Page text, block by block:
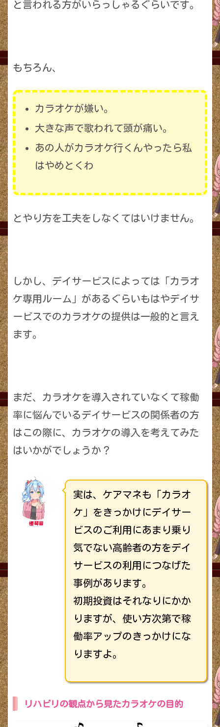
と言われる方がいらっしゃるぐらいです。
もちろん、
カラオケが嫌い。
大きな声で歌われて頭が痛い。
あの人がカラオケ行くんやったら私
はやめとくわ
とやり方を工夫をしなくてはいけません。
しかし、デイサービスによっては「カラオ
ケ専用ルーム」があるぐらいもはやデイサ
ービスでのカラオケの提供は一般的と言え
ます。
まだ、カラオケを導入されていなくて稼働
率に悩んでいるデイサービスの関係者の方
はこの際に、カラオケの導入を考えてみた
はいかがでしょうか？
櫻琴音
実は、ケアマネも「カラオ
ケ」をきっかけにデイサー
ビスのご利用にあまり乗り
気でない高齢者の方をデイ
サービスの利用につなげた
事例があります。
初期投資はそれなりにかか
りますが、使い方次第で稼
働率アップのきっかけにな
りますよ。
リハビリの観点から見たカラオケの目的